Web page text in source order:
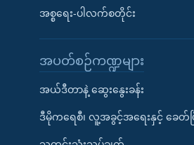
အစ္စရေး-ပါလက်စတိုင်း
အပတ်စဉ်ကဏ္ဍများ
အယ်ဒီတာနဲ့ ဆွေးနွေးခန်း
ဒီမိုကရေစီ၊ လူ့အခွင့်အရေးနှင့် ခေတ်ပ